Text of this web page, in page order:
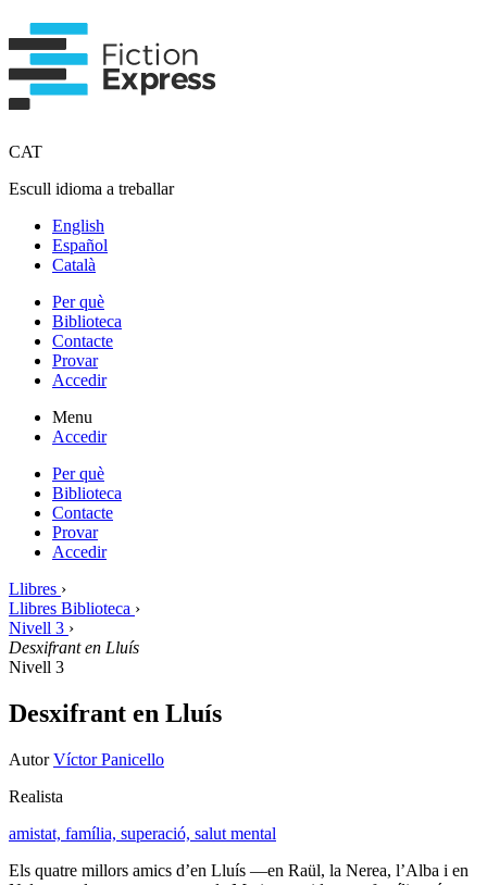
CAT
Escull idioma a treballar
English
Español
Català
Per què
Biblioteca
Contacte
Provar
Accedir
Menu
Accedir
Per què
Biblioteca
Contacte
Provar
Accedir
Llibres ›
Llibres Biblioteca ›
Nivell 3 ›
Desxifrant en Lluís
Nivell 3
Desxifrant en Lluís
AutorVíctor Panicello
Realista
amistat, família, superació, salut mental
Els quatre millors amics d’en Lluís —en Raül, la Nerea, l’Alba i en